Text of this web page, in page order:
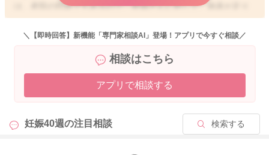
は、産院の問題でもあるので、産婦さんに対して、病床が足り
なくなることを理由に、出産時期を決めたりするのは、少し違
うようにも思います。
ゃんも安全な時期に、安心してお産ができるように、産院にも
みゅーみゅーさんのご意向をしっかりとお伝えいただくのがい
＼【即時回答】新機能「専門家相談AI」登場！アプリで今すぐ相談／
相談はこちら
アプリで相談する
妊娠40週の注目相談 検索する